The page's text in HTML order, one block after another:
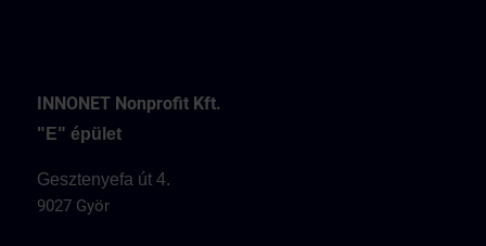
INNONET Nonprofit Kft.
"E" épület
Gesztenyefa út 4.
9027 Györ